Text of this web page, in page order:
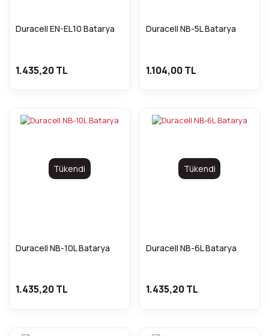
Duracell EN-EL10 Batarya
1.435,20 TL
Duracell NB-5L Batarya
1.104,00 TL
Tükendi
Duracell NB-10L Batarya
1.435,20 TL
Tükendi
Duracell NB-6L Batarya
1.435,20 TL